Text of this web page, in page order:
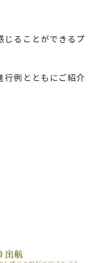
じることができるプ
行例とともにご紹介